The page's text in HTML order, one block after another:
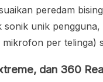
peredam
unik
per telinga)
dan 360